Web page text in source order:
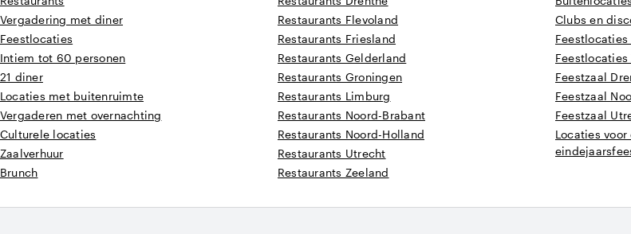
Vergadering met diner
Feestlocaties
Intiem tot 60 personen
21 diner
Locaties met buitenruimte
Vergaderen met overnachting
Culturele locaties
Zaalverhuur
Brunch
Restaurants Flevoland
Restaurants Friesland
Restaurants Gelderland
Restaurants Groningen
Restaurants Limburg
Restaurants Noord-Brabant
Restaurants Noord-Holland
Restaurants Utrecht
Restaurants Zeeland
Clubs en
Feestlocaties
Feestlocaties
Feestzaal
Feestzaal
Feestzaal
Locaties